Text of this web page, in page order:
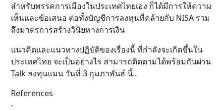
สำหรับพรรคการเมืองในประเทศไทยเอง ก็ได้มีการให้ความ
เห็นและข้อเสนอ ต่อทั้งบัญชีการลงทุนที่คล้ายกับ NISA รวม
ถึงมาตรการสร้างวินัยทางการเงิน
แนวคิดและแนวทางปฏิบัติของเรื่องนี้ ที่กำลังจะเกิดขึ้นใน
ประเทศไทย จะเป็นอย่างไร สามารถติดตามได้พร้อมกันผ่าน
Talk ลงทุนแมน วันที่ 3 กุมภาพันธ์ นี้..
References
-